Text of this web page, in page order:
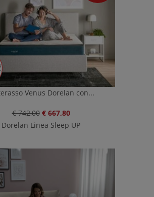
Venus Dorelan con...
€ 742,00 € 667,80
Dorelan Linea Sleep UP